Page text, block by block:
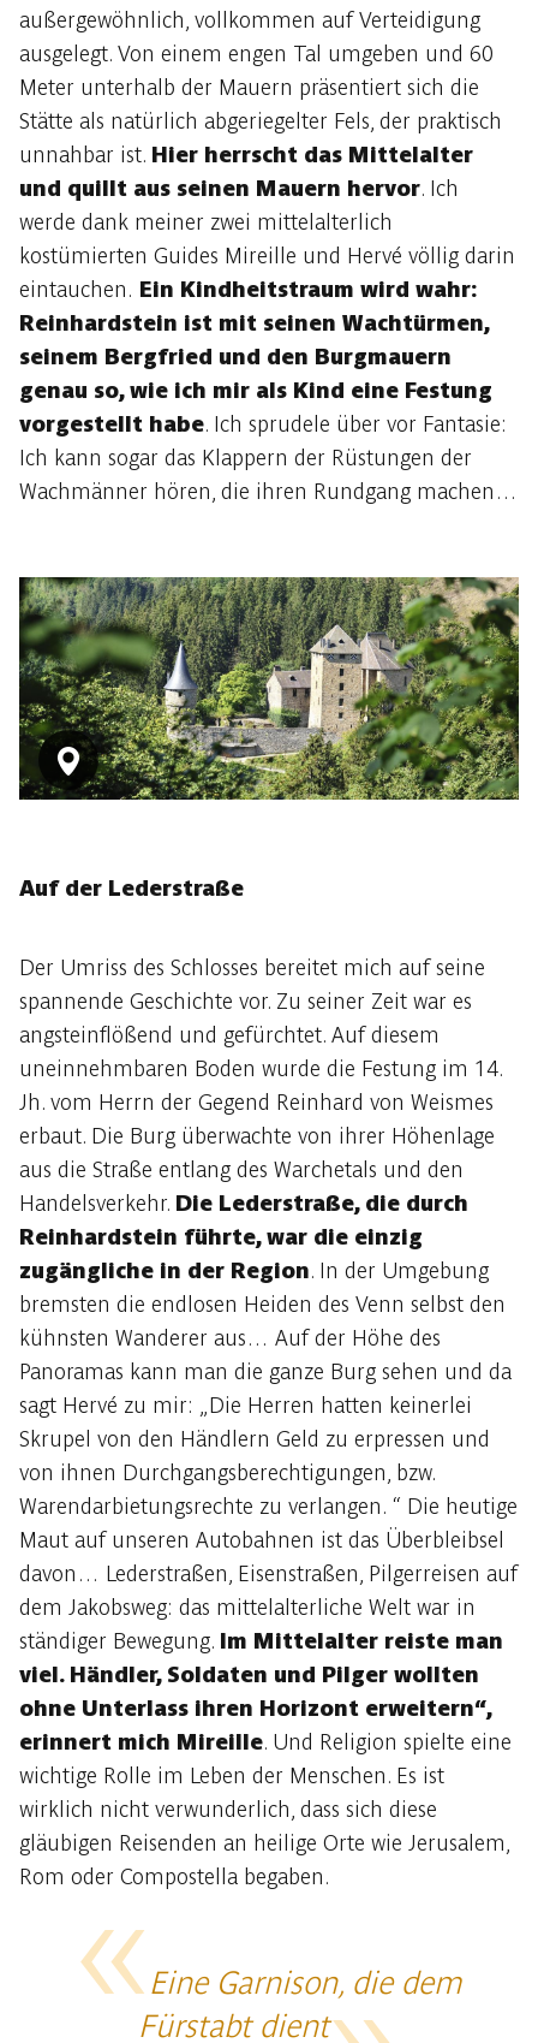
außergewöhnlich, vollkommen auf Verteidigung
ausgelegt. Von einem engen Tal umgeben und 60
Meter unterhalb der Mauern präsentiert sich die
Stätte als natürlich abgeriegelter Fels, der praktisch
unnahbar ist. Hier herrscht das Mittelalter
und quillt aus seinen Mauern hervor. Ich
werde dank meiner zwei mittelalterlich
kostümierten Guides Mireille und Hervé völlig darin
eintauchen. Ein Kindheitstraum wird wahr:
Reinhardstein ist mit seinen Wachtürmen,
seinem Bergfried und den Burgmauern
genau so, wie ich mir als Kind eine Festung
vorgestellt habe. Ich sprudele über vor Fantasie:
Ich kann sogar das Klappern der Rüstungen der
Wachmänner hören, die ihren Rundgang machen…
Auf der Lederstraße
Der Umriss des Schlosses bereitet mich auf seine
spannende Geschichte vor. Zu seiner Zeit war es
angsteinflößend und gefürchtet. Auf diesem
uneinnehmbaren Boden wurde die Festung im 14.
Jh. vom Herrn der Gegend Reinhard von Weismes
erbaut. Die Burg überwachte von ihrer Höhenlage
aus die Straße entlang des Warchetals und den
Handelsverkehr. Die Lederstraße, die durch
Reinhardstein führte, war die einzig
zugängliche in der Region. In der Umgebung
bremsten die endlosen Heiden des Venn selbst den
kühnsten Wanderer aus… Auf der Höhe des
Panoramas kann man die ganze Burg sehen und da
sagt Hervé zu mir: „Die Herren hatten keinerlei
Skrupel von den Händlern Geld zu erpressen und
von ihnen Durchgangsberechtigungen, bzw.
Warendarbietungsrechte zu verlangen. “ Die heutige
Maut auf unseren Autobahnen ist das Überbleibsel
davon… Lederstraßen, Eisenstraßen, Pilgerreisen auf
dem Jakobsweg: das mittelalterliche Welt war in
ständiger Bewegung. Im Mittelalter reiste man
viel. Händler, Soldaten und Pilger wollten
ohne Unterlass ihren Horizont erweitern“,
erinnert mich Mireille. Und Religion spielte eine
wichtige Rolle im Leben der Menschen. Es ist
wirklich nicht verwunderlich, dass sich diese
gläubigen Reisenden an heilige Orte wie Jerusalem,
Rom oder Compostella begaben.
Eine Garnison, die dem
Fürstabt dient